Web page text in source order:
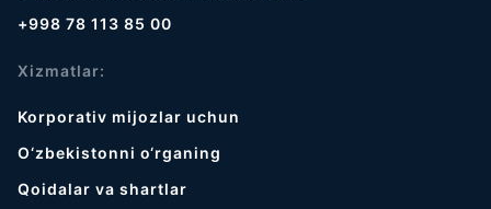
+998 78 113 85 00
Xizmatlar:
Korporativ mijozlar uchun
O‘zbekistonni o‘rganing
Qoidalar va shartlar